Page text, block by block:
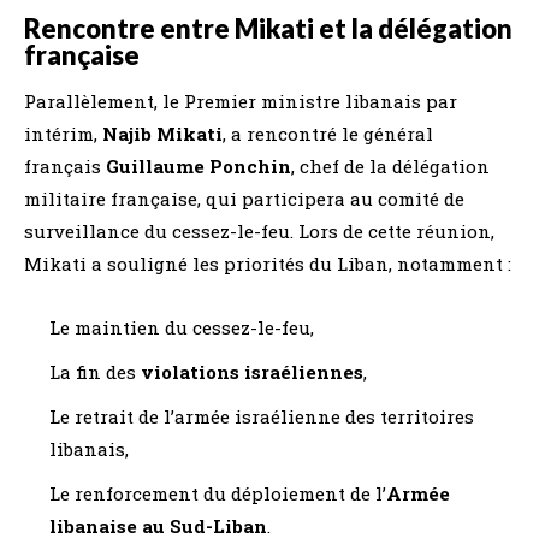
Rencontre entre Mikati et la délégation
française
Parallèlement, le Premier ministre libanais par
intérim, Najib Mikati, a rencontré le général
français Guillaume Ponchin, chef de la délégation
militaire française, qui participera au comité de
surveillance du cessez-le-feu. Lors de cette réunion,
Mikati a souligné les priorités du Liban, notamment :
Le maintien du cessez-le-feu,
La fin des violations israéliennes,
Le retrait de l’armée israélienne des territoires
libanais,
Le renforcement du déploiement de l’Armée
libanaise au Sud-Liban.